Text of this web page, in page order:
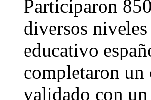
Participaron
diversos
educativo
completaron un
validado con